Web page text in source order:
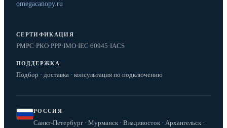
omegacanopy.ru
СЕРТИФИКАЦИЯ
РМРС·РКО·РРР·IMO·IEC 60945·IACS
ПОДДЕРЖКА
Подбор · доставка · консультация по подключению
РОССИЯ
Санкт-Петербург · Мурманск · Владивосток · Архангельск ·